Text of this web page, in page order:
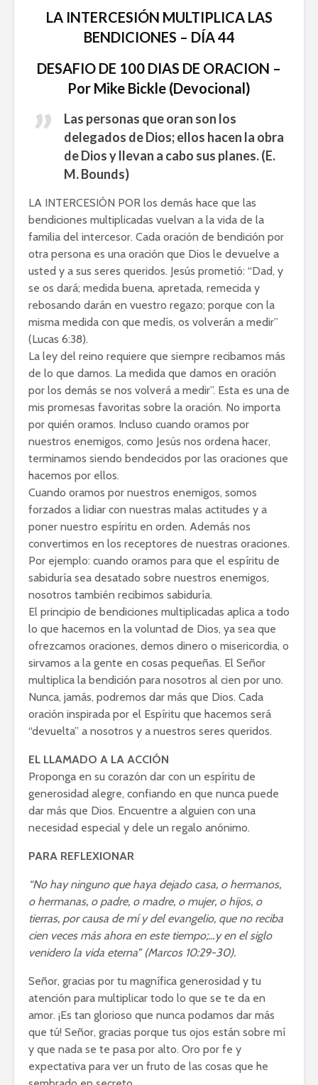
LA INTERCESIÓN MULTIPLICA LAS
BENDICIONES – DÍA 44
DESAFIO DE 100 DIAS DE ORACION –
Por Mike Bickle (Devocional)
Las personas que oran son los
delegados de Dios; ellos hacen la obra
de Dios y llevan a cabo sus planes. (E.
M. Bounds)
LA INTERCESIÓN POR los demás hace que las
bendiciones multiplicadas vuelvan a la vida de la
familia del intercesor. Cada oración de bendición por
otra persona es una oración que Dios le devuelve a
usted y a sus seres queridos. Jesús prometió: “Dad, y
se os dará; medida buena, apretada, remecida y
rebosando darán en vuestro regazo; porque con la
misma medida con que medís, os volverán a medir”
(Lucas 6:38).
La ley del reino requiere que siempre recibamos más
de lo que damos. La medida que damos en oración
por los demás se nos volverá a medir”. Esta es una de
mis promesas favoritas sobre la oración. No importa
por quién oramos. Incluso cuando oramos por
nuestros enemigos, como Jesús nos ordena hacer,
terminamos siendo bendecidos por las oraciones que
hacemos por ellos.
Cuando oramos por nuestros enemigos, somos
forzados a lidiar con nuestras malas actitudes y a
poner nuestro espíritu en orden. Además nos
convertimos en los receptores de nuestras oraciones.
Por ejemplo: cuando oramos para que el espíritu de
sabiduría sea desatado sobre nuestros enemigos,
nosotros también recibimos sabiduría.
El principio de bendiciones multiplicadas aplica a todo
lo que hacemos en la voluntad de Dios, ya sea que
ofrezcamos oraciones, demos dinero o misericordia, o
sirvamos a la gente en cosas pequeñas. El Señor
multiplica la bendición para nosotros al cien por uno.
Nunca, jamás, podremos dar más que Dios. Cada
oración inspirada por el Espíritu que hacemos será
“devuelta” a nosotros y a nuestros seres queridos.
EL LLAMADO A LA ACCIÓN
Proponga en su corazón dar con un espíritu de
generosidad alegre, confiando en que nunca puede
dar más que Dios. Encuentre a alguien con una
necesidad especial y dele un regalo anónimo.
PARA REFLEXIONAR
“No hay ninguno que haya dejado casa, o hermanos,
o hermanas, o padre, o madre, o mujer, o hijos, o
tierras, por causa de mí y del evangelio, que no reciba
cien veces más ahora en este tiempo;…y en el siglo
venidero la vida eterna” (Marcos 10:29-30).
Señor, gracias por tu magnífica generosidad y tu
atención para multiplicar todo lo que se te da en
amor. ¡Es tan glorioso que nunca podamos dar más
que tú! Señor, gracias porque tus ojos están sobre mí
y que nada se te pasa por alto. Oro por fe y
expectativa para ver un fruto de las cosas que he